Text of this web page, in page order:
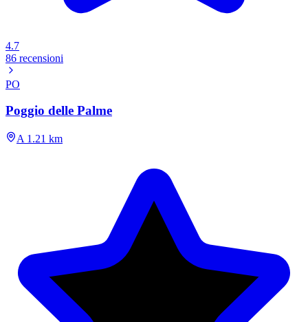
4.7
86 recensioni
PO
Poggio delle Palme
A 1.21 km